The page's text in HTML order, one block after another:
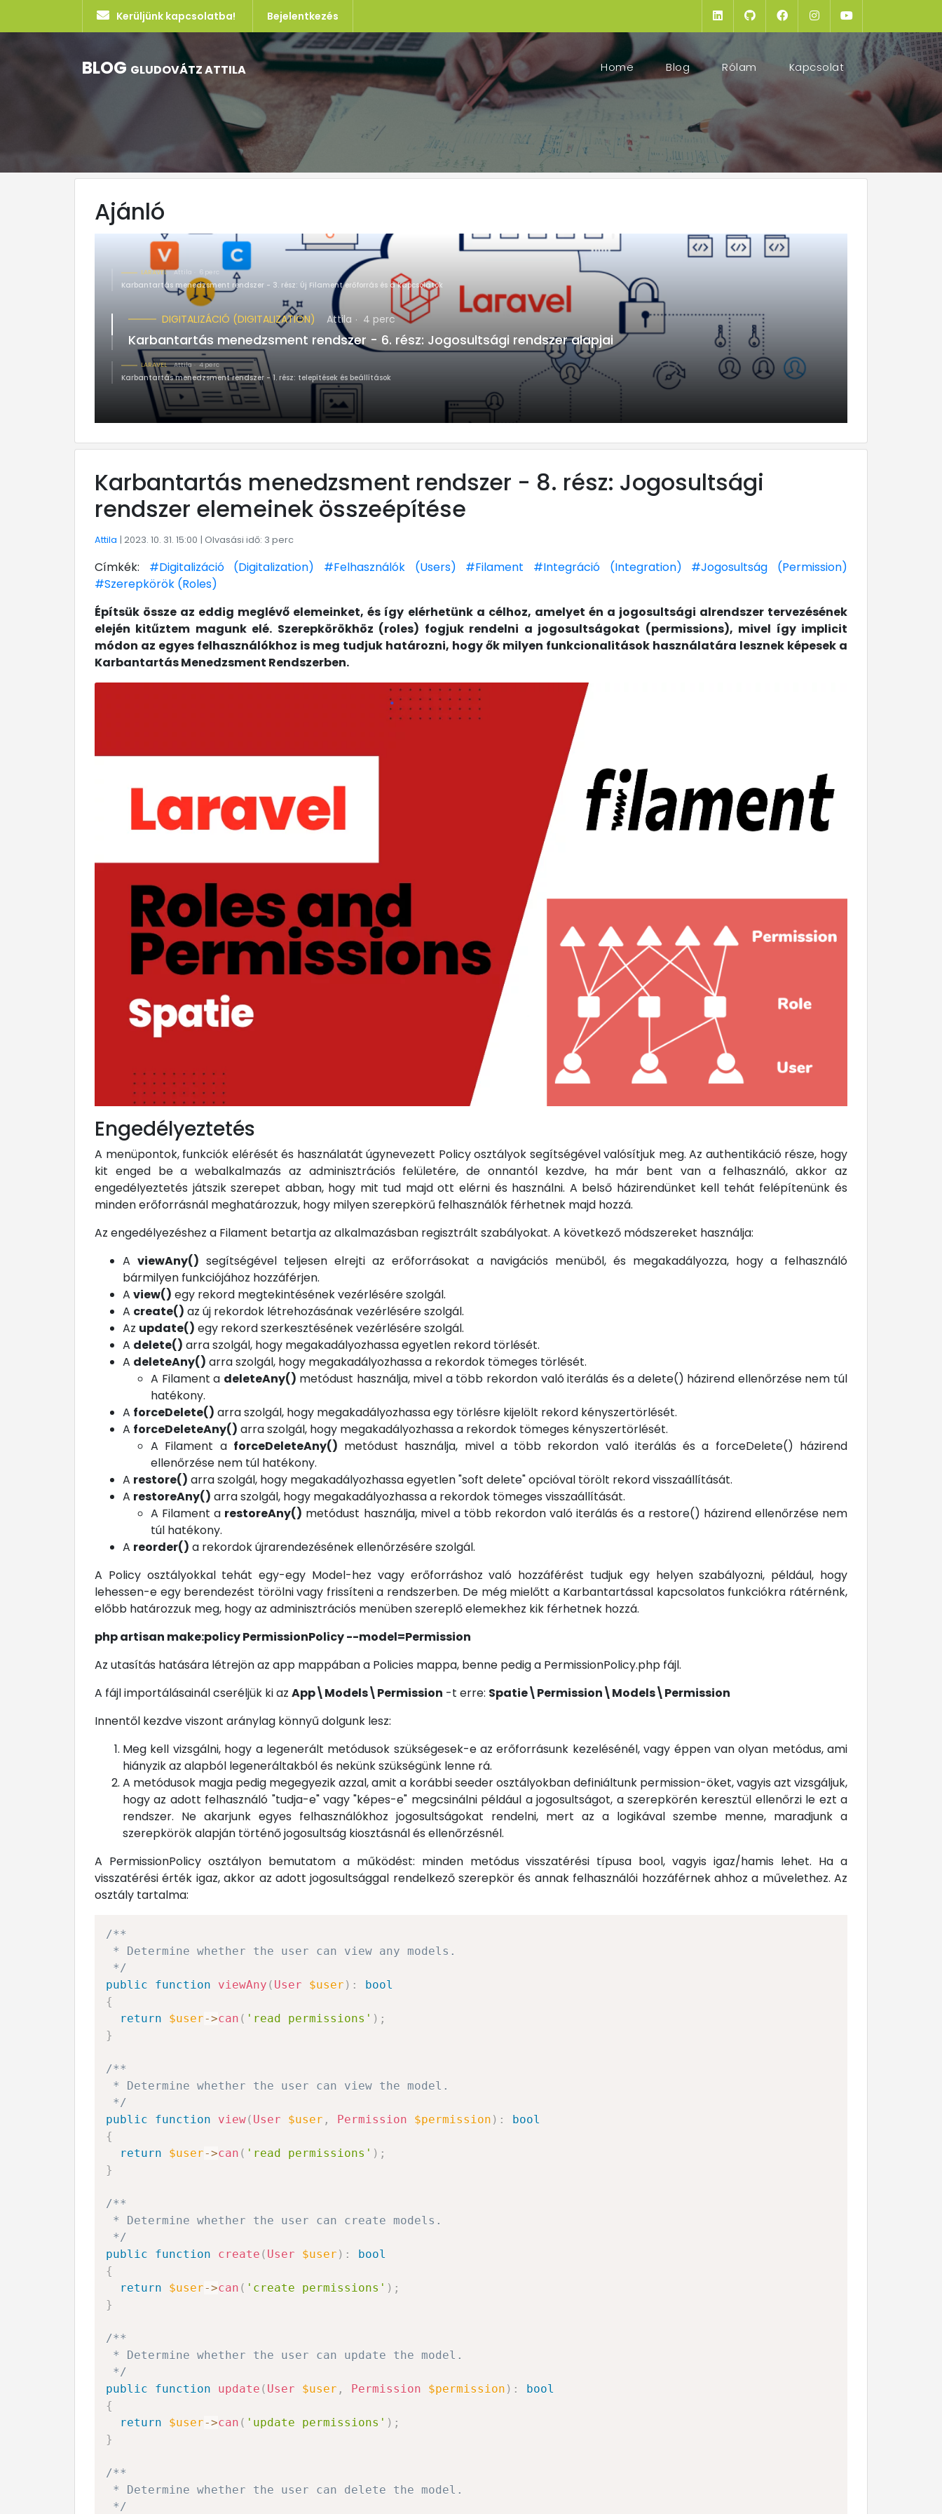
Kerüljünk kapcsolatba! Bejelentkezés
BLOG GLUDOVÁTZ ATTILA Home(current)
Blog Rólam Kapcsolat
Ajánló
LARAVEL Attila 6 perc
Karbantartás menedzsment rendszer - 3. rész: Új Filament erőforrás és a kapcsolatok
DIGITALIZÁCIÓ (DIGITALIZATION) Attila 4 perc
Karbantartás menedzsment rendszer - 6. rész: Jogosultsági rendszer alapjai
LARAVEL Attila 4 perc
Karbantartás menedzsment rendszer - 1. rész: telepítések és beállítások
Karbantartás menedzsment rendszer - 8. rész: Jogosultsági
rendszer elemeinek összeépítése
Attila | 2023. 10. 31. 15:00 | Olvasási idő: 3 perc
Címkék: #Digitalizáció (Digitalization) #Felhasználók (Users) #Filament #Integráció (Integration)
#Jogosultság (Permission)
#Szerepkörök (Roles)
Építsük össze az eddig meglévő elemeinket, és így elérhetünk a célhoz, amelyet én a jogosultsági alrendszer tervezésének
elején kitűztem magunk elé. Szerepkörökhöz (roles) fogjuk rendelni a jogosultságokat (permissions), mivel így implicit
módon az egyes felhasználókhoz is meg tudjuk határozni, hogy ők milyen funkcionalitások használatára lesznek képesek a
Karbantartás Menedzsment Rendszerben.
Engedélyeztetés
A menüpontok, funkciók elérését és használatát úgynevezett Policy osztályok segítségével valósítjuk meg. Az authentikáció része, hogy
kit enged be a webalkalmazás az adminisztrációs felületére, de onnantól kezdve, ha már bent van a felhasználó, akkor az
engedélyeztetés játszik szerepet abban, hogy mit tud majd ott elérni és használni. A belső házirendünket kell tehát felépítenünk és
minden erőforrásnál meghatározzuk, hogy milyen szerepkörű felhasználók férhetnek majd hozzá.
Az engedélyezéshez a Filament betartja az alkalmazásban regisztrált szabályokat. A következő módszereket használja:
A viewAny() segítségével teljesen elrejti az erőforrásokat a navigációs menüből, és megakadályozza, hogy a felhasználó
bármilyen funkciójához hozzáférjen.
A view() egy rekord megtekintésének vezérlésére szolgál.
A create() az új rekordok létrehozásának vezérlésére szolgál.
Az update() egy rekord szerkesztésének vezérlésére szolgál.
A delete() arra szolgál, hogy megakadályozhassa egyetlen rekord törlését.
A deleteAny() arra szolgál, hogy megakadályozhassa a rekordok tömeges törlését.
A Filament a deleteAny() metódust használja, mivel a több rekordon való iterálás és a delete() házirend ellenőrzése nem túl
hatékony.
A forceDelete() arra szolgál, hogy megakadályozhassa egy törlésre kijelölt rekord kényszertörlését.
A forceDeleteAny() arra szolgál, hogy megakadályozhassa a rekordok tömeges kényszertörlését.
A Filament a forceDeleteAny() metódust használja, mivel a több rekordon való iterálás és a forceDelete() házirend
ellenőrzése nem túl hatékony.
A restore() arra szolgál, hogy megakadályozhassa egyetlen "soft delete" opcióval törölt rekord visszaállítását.
A restoreAny() arra szolgál, hogy megakadályozhassa a rekordok tömeges visszaállítását.
A Filament a restoreAny() metódust használja, mivel a több rekordon való iterálás és a restore() házirend ellenőrzése nem
túl hatékony.
A reorder() a rekordok újrarendezésének ellenőrzésére szolgál.
A Policy osztályokkal tehát egy-egy Model-hez vagy erőforráshoz való hozzáférést tudjuk egy helyen szabályozni, például, hogy
lehessen-e egy berendezést törölni vagy frissíteni a rendszerben. De még mielőtt a Karbantartással kapcsolatos funkciókra rátérnénk,
előbb határozzuk meg, hogy az adminisztrációs menüben szereplő elemekhez kik férhetnek hozzá.
php artisan make:policy PermissionPolicy --model=Permission
Az utasítás hatására létrejön az app mappában a Policies mappa, benne pedig a PermissionPolicy.php fájl.
A fájl importálásainál cseréljük ki az App\Models\Permission -t erre: Spatie\Permission\Models\Permission
Innentől kezdve viszont aránylag könnyű dolgunk lesz:
Meg kell vizsgálni, hogy a legenerált metódusok szükségesek-e az erőforrásunk kezelésénél, vagy éppen van olyan metódus, ami
hiányzik az alapból legeneráltakból és nekünk szükségünk lenne rá.
A metódusok magja pedig megegyezik azzal, amit a korábbi seeder osztályokban definiáltunk permission-öket, vagyis azt vizsgáljuk,
hogy az adott felhasználó "tudja-e" vagy "képes-e" megcsinálni például a jogosultságot, a szerepkörén keresztül ellenőrzi le ezt a
rendszer. Ne akarjunk egyes felhasználókhoz jogosultságokat rendelni, mert az a logikával szembe menne, maradjunk a
szerepkörök alapján történő jogosultság kiosztásnál és ellenőrzésnél.
A PermissionPolicy osztályon bemutatom a működést: minden metódus visszatérési típusa bool, vagyis igaz/hamis lehet. Ha a
visszatérési érték igaz, akkor az adott jogosultsággal rendelkező szerepkör és annak felhasználói hozzáférnek ahhoz a művelethez. Az
osztály tartalma:
/**
* Determine whether the user can view any models.
*/
public
function viewAny ( User $user ) :
bool
{
return
$user->can ( 'read permissions' ) ;
}
/**
* Determine whether the user can view the model.
*/
public
function view( User $user , Permission $permission ) :
bool
{
return
$user->can ( 'read permissions' ) ;
}
/**
* Determine whether the user can create models.
*/
public
function create ( User $user ) :
bool
{
return
$user->can ( 'create permissions' ) ;
}
/**
* Determine whether the user can update the model.
*/
public
function update ( User $user , Permission $permission ) :
bool
{
return
$user->can ( 'update permissions' ) ;
}
/**
* Determine whether the user can delete the model.
*/